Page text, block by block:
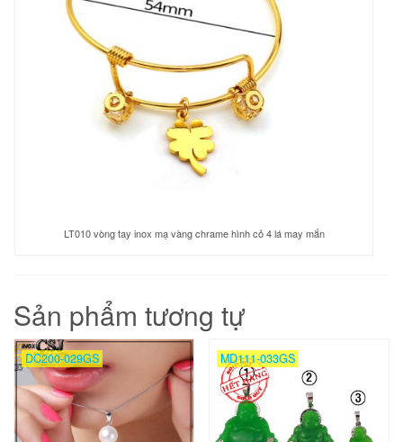
LT010 vòng tay inox mạ vàng chrame hình cỏ 4 lá may mắn
Sản phẩm tương tự
DC200-029GS MD111-033GS